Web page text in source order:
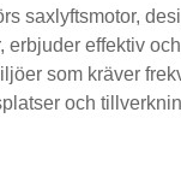
saxlyftsmotor,
erbjuder effektiv
som kräver
och